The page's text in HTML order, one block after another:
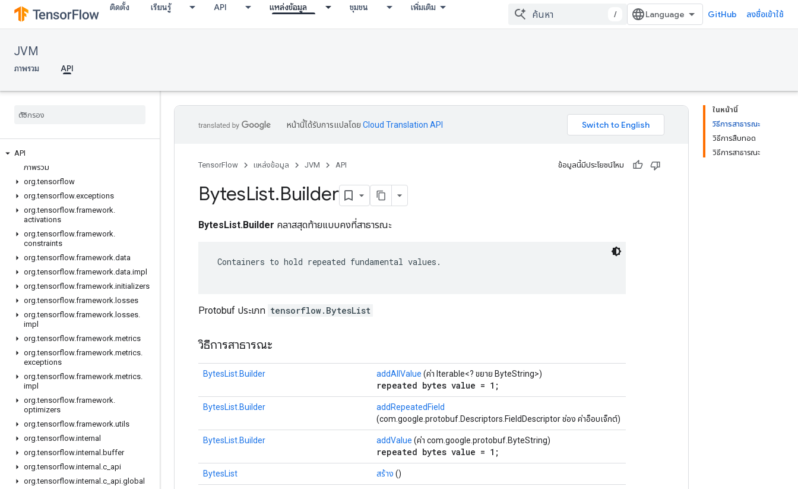
ติดตั้ง เรียนรู้ API แหล่งข้อมูล ชุมชน เพิ่มเติม
/ GitHub ลงชื่อเข้าใช้
JVM
ภาพรวม API
API
ภาพรวม
org.tensorflow
org.tensorflow.exceptions
org.tensorflow.framework.
activations
org.tensorflow.framework.
constraints
org.tensorflow.framework.data
org.tensorflow.framework.data.impl
org.tensorflow.framework.initializers
org.tensorflow.framework. losses
org.tensorflow.framework. losses.
impl
org.tensorflow.framework.metrics
org.tensorflow.framework.metrics.
exceptions
org.tensorflow.framework.metrics.
impl
org.tensorflow.framework.
optimizers
org.tensorflow.framework.utils
org.tensorflow.internal
org.tensorflow.internal .buffer
org.tensorflow.internal .c api
org.tensorflow.internal .c api.global
ในหน้านี้
วิธีการสาธารณะ
วิธีการสืบทอด
วิธีการสาธารณะ
หน้านี้ได้รับการแปลโดย Cloud Translation API
TensorFlow แหล่งข้อมูล JVM API ข้อมูลนี้มีประโยชน์ไหม
BytesList.Builder
BytesList.Builder คลาสสุดท้ายแบบคงที่สาธารณะ
Containers to hold repeated fundamental values.
Protobuf ประเภท tensorflow.BytesList
วิธีการสาธารณะ
BytesList.Builder addAllValue (ค่า Iterable<? ขยาย ByteString>)
repeated bytes value = 1;
BytesList.Builder
addRepeatedField
(com.google.protobuf.Descriptors.FieldDescriptor ช่อง ค่าอ็อบเจ็กต์)
BytesList.Builder addValue (ค่า com.google.protobuf.ByteString)
repeated bytes value = 1;
BytesList สร้าง ()